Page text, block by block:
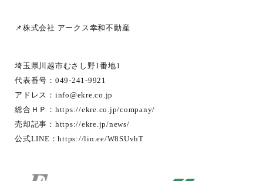
📌株式会社 アークス幸和不動産
埼玉県川越市むさし野1番地1
代表番号：049-241-9921
アドレス： info@ekre.co.jp
総合ＨＰ： https://ekre.co.jp/company/
売却記事： https://ekre.jp/news/
公式LINE：https://lin.ee/W8SUvhT